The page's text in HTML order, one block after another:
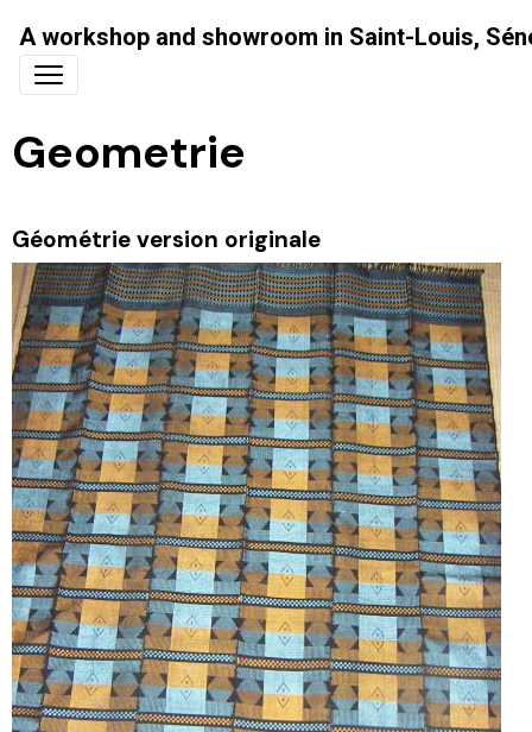
A workshop and showroom in Saint-Louis,
Geometrie
Géométrie version originale